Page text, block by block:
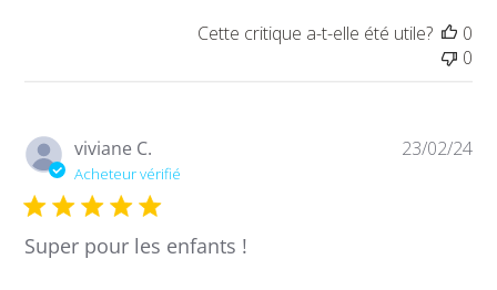
Cette critique a-t-elle été utile?
0
0
viviane C.
Acheteur vérifié
Super pour les enfants !
23/02/24